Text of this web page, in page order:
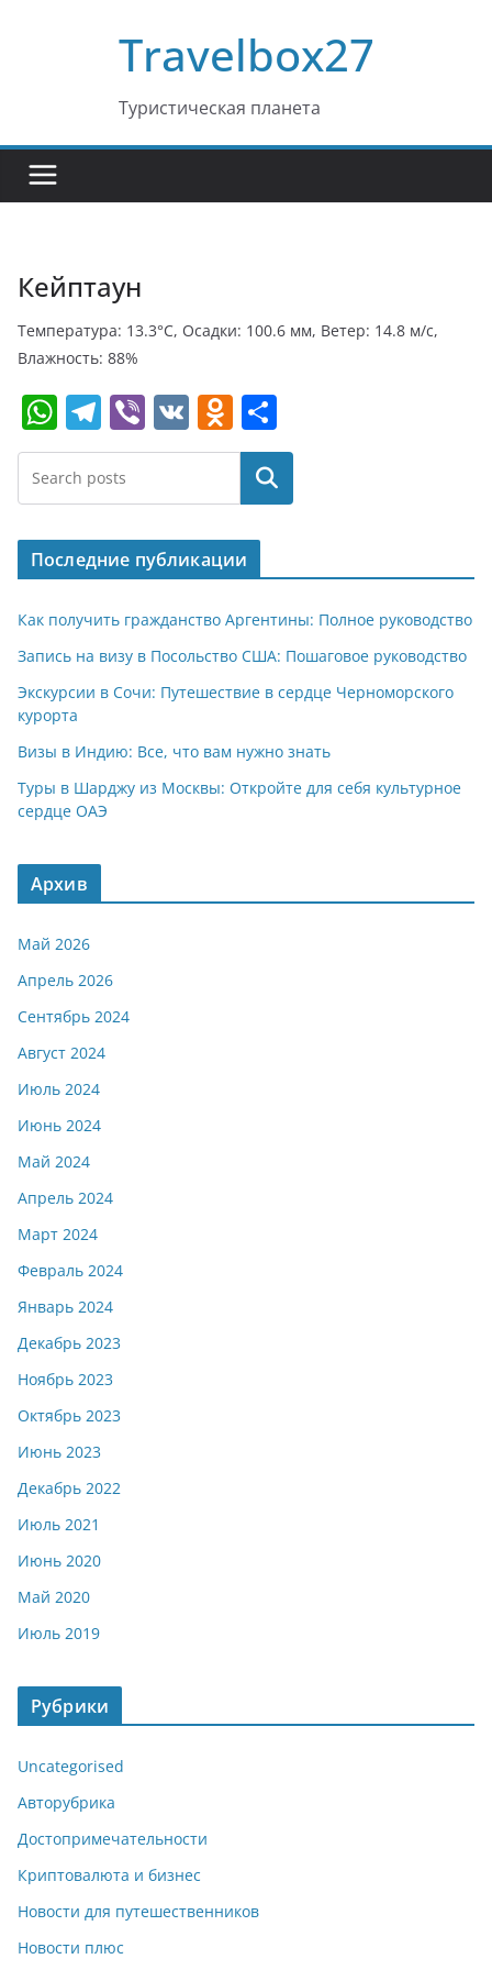
Travelbox27
Туристическая планета
Кейптаун
Температура: 13.3°C, Осадки: 100.6 мм, Ветер: 14.8 м/с,
Влажность: 88%
W
h
at
s
A
p
p
T
el
e
gr
a
m
Vi
b
V
K
O
d
o
kl
a
ss
ni
ki
т
п
р
в
и
т
ь
Поиск
Последние публикации
Как получить гражданство Аргентины: Полное руководство
Запись на визу в Посольство США: Пошаговое руководство
Экскурсии в Сочи: Путешествие в сердце Черноморского
курорта
Визы в Индию: Все, что вам нужно знать
Туры в Шарджу из Москвы: Откройте для себя культурное
сердце ОАЭ
Архив
Май 2026
Апрель 2026
Сентябрь 2024
Август 2024
Июль 2024
Июнь 2024
Май 2024
Апрель 2024
Март 2024
Февраль 2024
Январь 2024
Декабрь 2023
Ноябрь 2023
Октябрь 2023
Июнь 2023
Декабрь 2022
Июль 2021
Июнь 2020
Май 2020
Июль 2019
Рубрики
Uncategorised
Авторубрика
Достопримечательности
Криптовалюта и бизнес
Новости для путешественников
Новости плюс